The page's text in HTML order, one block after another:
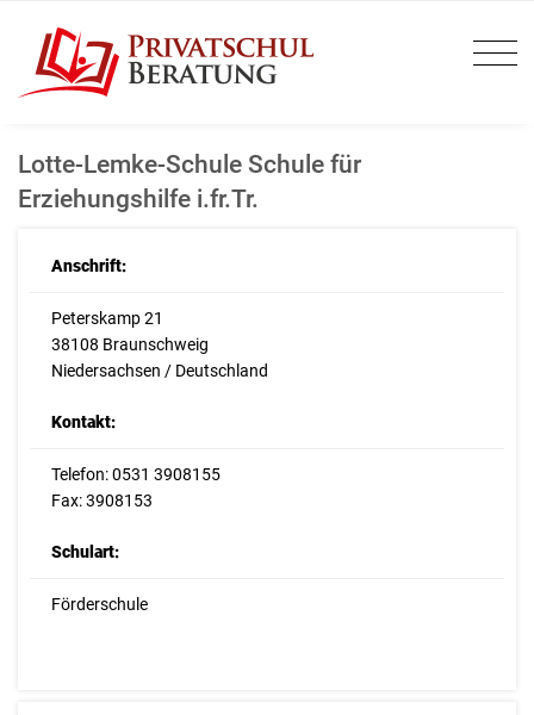
Lotte-Lemke-Schule Schule für
Erziehungshilfe i.fr.Tr.
Anschrift:
Peterskamp 21
38108 Braunschweig
Niedersachsen / Deutschland
Kontakt:
Telefon: 0531 3908155
Fax: 3908153
Schulart:
Förderschule